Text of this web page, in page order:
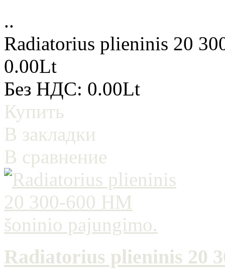
..
Radiatorius plieninis 20
0.00Lt
Без НДС: 0.00Lt
Купить
В закладки
В сравнение
Radiatorius plieninis 20